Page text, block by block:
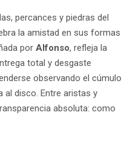
percances y piedras del
la amistad en sus formas
porAlfonso, refleja la
total y desgaste
observando el cúmulo
al disco. Entre aristas y
absoluta: como